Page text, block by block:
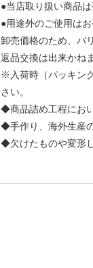
●当店取り扱い商品は
●用途外のご使用はお
卸売価格のため、バ
返品交換は出来かね
※入荷時（パッキン
さい。
◆商品詰め工程にお
◆手作り、海外生産
◆欠けたものや変形